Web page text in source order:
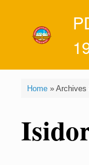
Home» Archives